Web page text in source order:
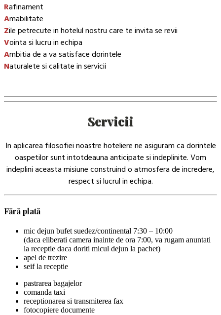
Rafinament
Amabilitate
Zile petrecute in hotelul nostru care te invita se revii
Vointa si lucru in echipa
Ambitia de a va satisface dorintele
Naturalete si calitate in servicii
Servicii
In aplicarea filosofiei noastre hoteliere ne asiguram ca dorintele
oaspetilor sunt intotdeauna anticipate si indeplinite. Vom
indeplini aceasta misiune construind o atmosfera de incredere,
respect si lucrul in echipa.
Fără plată
mic dejun bufet suedez/continental 7:30 – 10:00
(daca eliberati camera inainte de ora 7:00, va rugam anuntati
la receptie daca doriti micul dejun la pachet)
apel de trezire
seif la receptie
pastrarea bagajelor
comanda taxi
receptionarea si transmiterea fax
fotocopiere documente